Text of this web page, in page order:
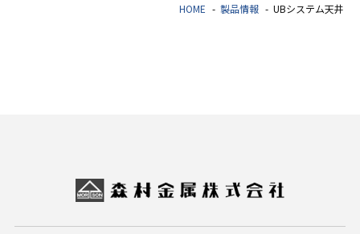
HOME 製品情報 UBシステム天井